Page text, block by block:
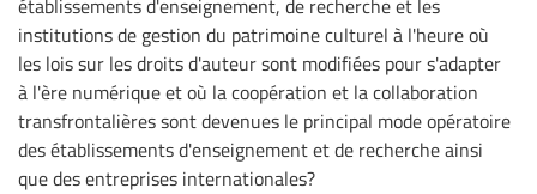
établissements d'enseignement, de recherche et les
institutions de gestion du patrimoine culturel à l'heure où
les lois sur les droits d'auteur sont modifiées pour s'adapter
à l'ère numérique et où la coopération et la collaboration
transfrontalières sont devenues le principal mode opératoire
des établissements d'enseignement et de recherche ainsi
que des entreprises internationales?